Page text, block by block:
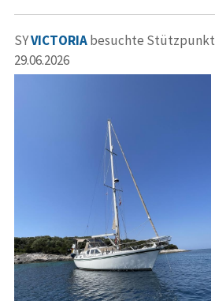
SYVICTORIAbesuchte Stützpunkt
29.06.2026